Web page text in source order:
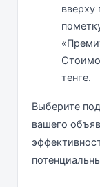
вверху
тенге.
Выберите
вашего